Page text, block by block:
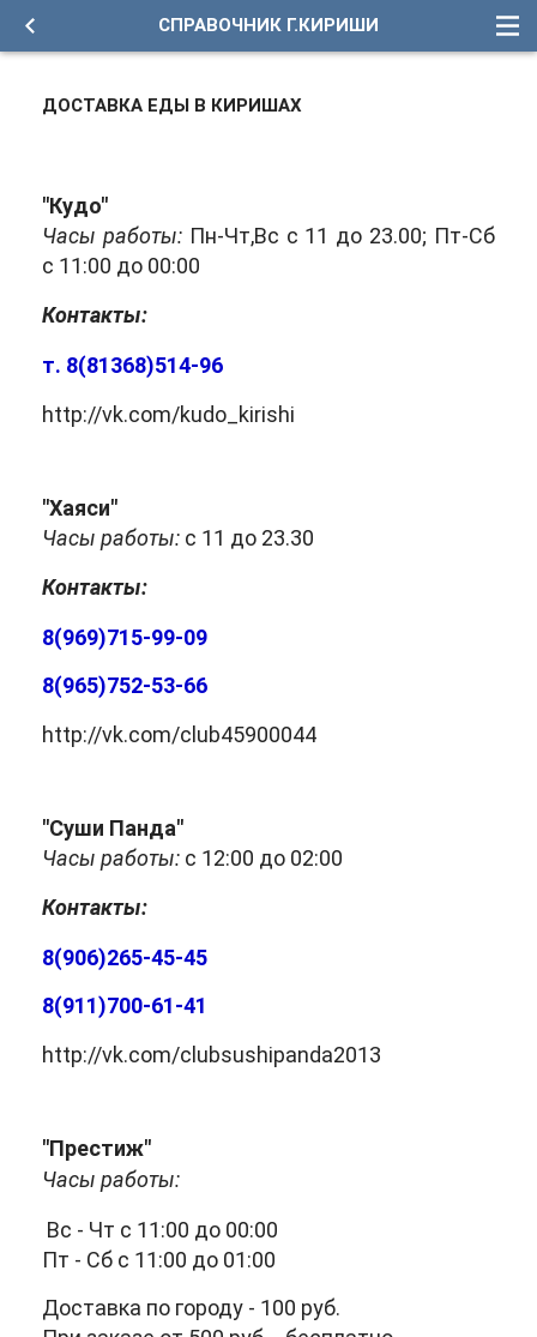
СПРАВОЧНИК Г.КИРИШИ
ДОСТАВКА ЕДЫ В КИРИШАХ
"Кудо"
Часы работы:Пн-Чт,Вс с 11 до 23.00; Пт-Сб
с 11:00 до 00:00
Контакты:
т. 8(81368)514-96
http://vk.com/kudo_kirishi
"Хаяси"
Часы работы: с 11 до 23.30
Контакты:
8(969)715-99-09
8(965)752-53-66
http://vk.com/club45900044
"Суши Панда"
Часы работы: с 12:00 до 02:00
Контакты:
8(906)265-45-45
8(911)700-61-41
http://vk.com/clubsushipanda2013
"Престиж"
Часы работы:
Вс - Чт с 11:00 до 00:00
Пт - Сб с 11:00 до 01:00
Доставка по городу - 100 руб.